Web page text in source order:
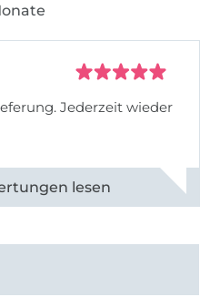
Jederzeit wieder
ansehen